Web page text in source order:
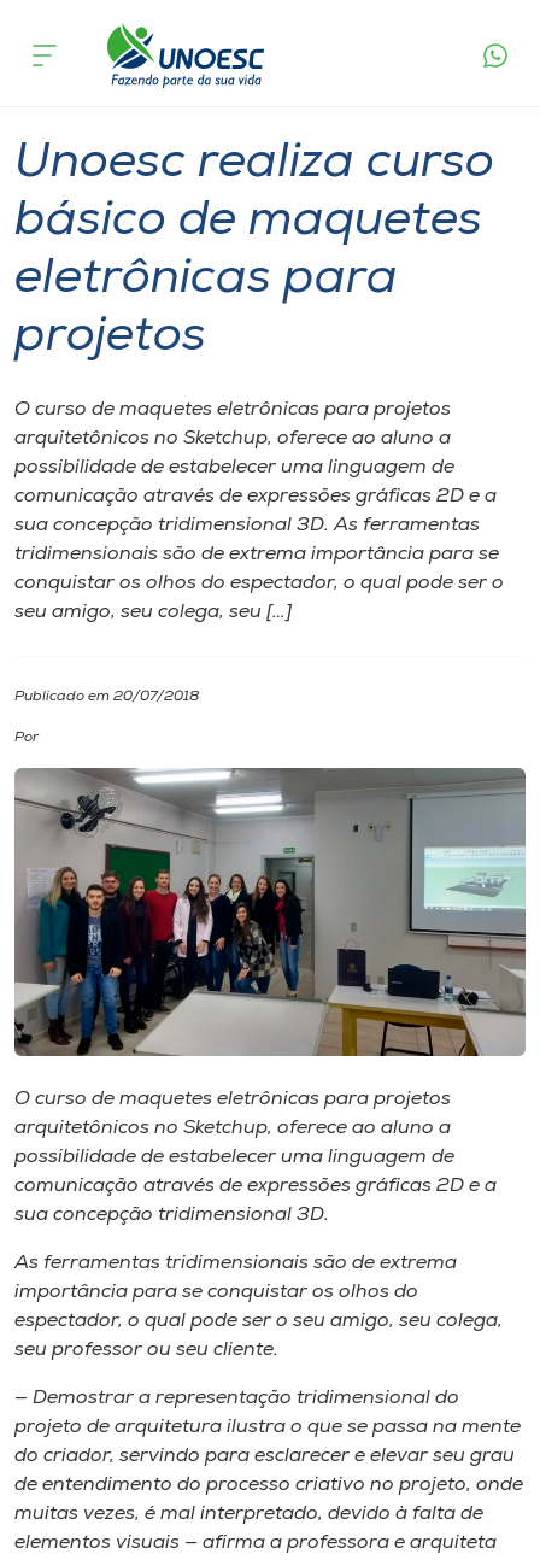
Cursos
Pesquisa
Atendimento ao Estudante
Portal de Ensino
A
Unoesc
Internacionalização
I.nova
Cultura
CPA
Biblioteca
Editora
Rádio
Museu
Unoesc
Store
Selecione
o idioma
A+
A-
acontece
Unoesc realiza curso
básico de maquetes
eletrônicas para
projetos
O curso de maquetes eletrônicas para projetos
arquitetônicos no Sketchup, oferece ao aluno a
possibilidade de estabelecer uma linguagem de
comunicação através de expressões gráficas 2D e a
sua concepção tridimensional 3D. As ferramentas
tridimensionais são de extrema importância para se
conquistar os olhos do espectador, o qual pode ser o
seu amigo, seu colega, seu […]
Publicado em 20/07/2018
Por
O curso de maquetes eletrônicas para projetos
arquitetônicos no Sketchup, oferece ao aluno a
possibilidade de estabelecer uma linguagem de
comunicação através de expressões gráficas 2D e a
sua concepção tridimensional 3D.
As ferramentas tridimensionais são de extrema
importância para se conquistar os olhos do
espectador, o qual pode ser o seu amigo, seu colega,
seu professor ou seu cliente.
— Demostrar a representação tridimensional do
projeto de arquitetura ilustra o que se passa na mente
do criador, servindo para esclarecer e elevar seu grau
de entendimento do processo criativo no projeto, onde
muitas vezes, é mal interpretado, devido à falta de
elementos visuais — afirma a professora e arquiteta